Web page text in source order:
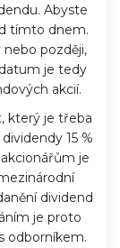
Abyste
tímto dnem.
později,
je tedy
akcií.
který je třeba
15 %
je
dividend
je proto
odborníkem.